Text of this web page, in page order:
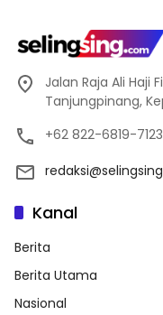
Jalan Raja Ali Haji
Tanjungpinang,
+62 822-6819-7123
Kanal
Berita
Berita Utama
Nasional